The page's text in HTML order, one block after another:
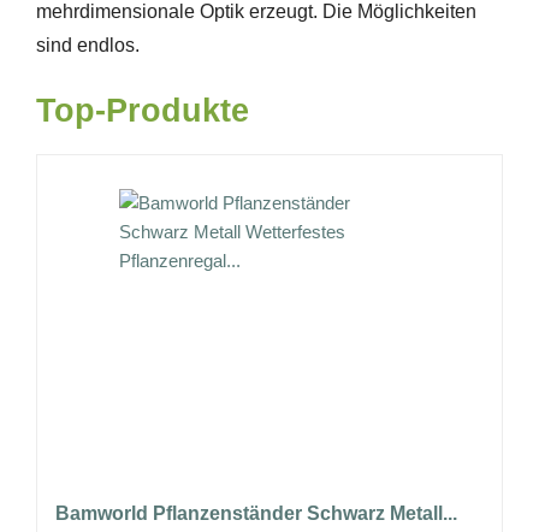
mehrdimensionale Optik erzeugt. Die Möglichkeiten
sind endlos.
Top-Produkte
Bamworld Pflanzenständer Schwarz Metall...